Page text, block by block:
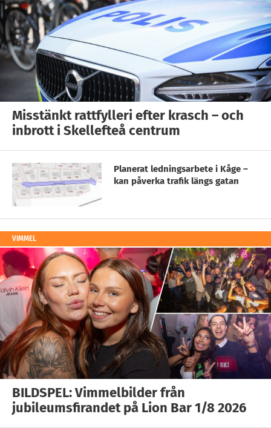
Misstänkt rattfylleri efter krasch – och
inbrott i Skellefteå centrum
Planerat ledningsarbete i Kåge –
kan påverka trafik längs gatan
VIMMEL
BILDSPEL: Vimmelbilder från
jubileumsfirandet på Lion Bar 1/8 2026